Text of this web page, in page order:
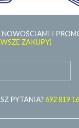
NOWOŚCIAMI I
ZAKUPY)
PYTANIA? 692 819